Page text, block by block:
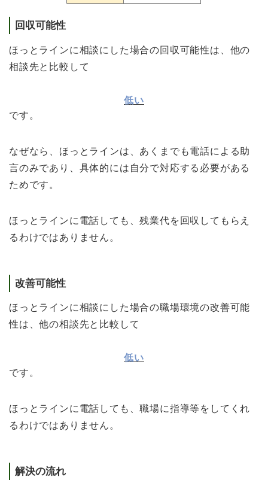
回収可能性
ほっとラインに相談にした場合の回収可能性は、他の
相談先と比較して
低い
です。
なぜなら、ほっとラインは、あくまでも電話による助
言のみであり、具体的には自分で対応する必要がある
ためです。
ほっとラインに電話しても、残業代を回収してもらえ
るわけではありません。
改善可能性
ほっとラインに相談にした場合の職場環境の改善可能
性は、他の相談先と比較して
低い
です。
ほっとラインに電話しても、職場に指導等をしてくれ
るわけではありません。
解決の流れ